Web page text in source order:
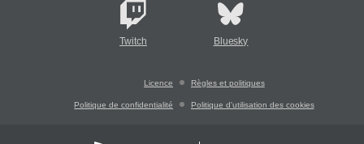
Twitch Bluesky
Licence Règles et politiques
Politique de confidentialité Politique d'utilisation des cookies